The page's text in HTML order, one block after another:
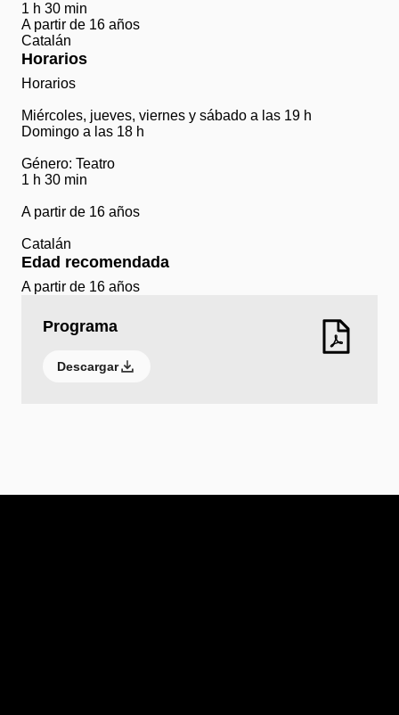
1 h 30 min
A partir de 16 años
Catalán
Horarios
Horarios
Miércoles, jueves, viernes y sábado a las 19 h
Domingo a las 18 h
Género: Teatro
1 h 30 min
A partir de 16 años
Catalán
Edad recomendada
A partir de 16 años
Programa
Descargar